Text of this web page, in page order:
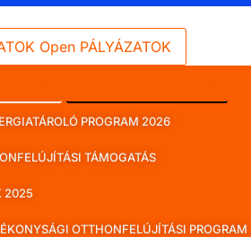
Open PÁLYÁZATOK
PROGRAM 2026
TÁMOGATÁS
2025
OTTHONFELÚJÍTÁSI PROGRAM